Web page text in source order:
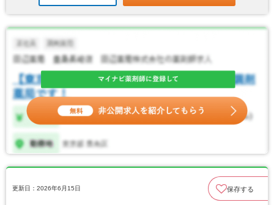
更新日：2026年6月15日 保存する